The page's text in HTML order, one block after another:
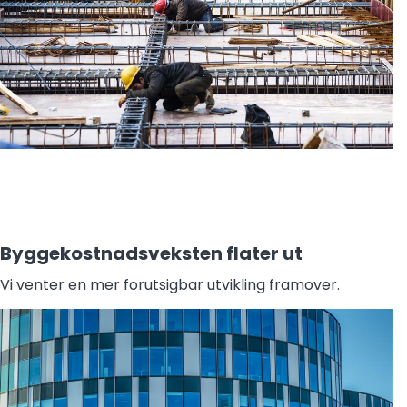
Byggekostnadsveksten flater ut
Vi venter en mer forutsigbar utvikling framover.